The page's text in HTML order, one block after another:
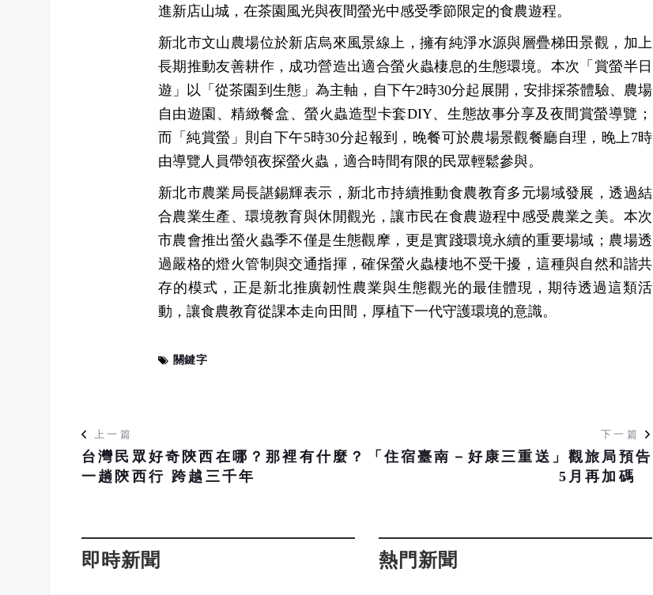
進新店山城，在茶園風光與夜間螢光中感受季節限定的食農遊程。
新北市文山農場位於新店烏來風景線上，擁有純淨水源與層疊梯田景觀，加上
長期推動友善耕作，成功營造出適合螢火蟲棲息的生態環境。本次「賞螢半日
遊」以「從茶園到生態」為主軸，自下午2時30分起展開，安排採茶體驗、農場
自由遊園、精緻餐盒、螢火蟲造型卡套DIY、生態故事分享及夜間賞螢導覽；
而「純賞螢」則自下午5時30分起報到，晚餐可於農場景觀餐廳自理，晚上7時
由導覽人員帶領夜探螢火蟲，適合時間有限的民眾輕鬆參與。
新北市農業局長諶錫輝表示，新北市持續推動食農教育多元場域發展，透過結
合農業生產、環境教育與休閒觀光，讓市民在食農遊程中感受農業之美。本次
市農會推出螢火蟲季不僅是生態觀摩，更是實踐環境永續的重要場域；農場透
過嚴格的燈火管制與交通指揮，確保螢火蟲棲地不受干擾，這種與自然和諧共
存的模式，正是新北推廣韌性農業與生態觀光的最佳體現，期待透過這類活
動，讓食農教育從課本走向田間，厚植下一代守護環境的意識。
關鍵字
上一篇
台灣民眾好奇陝西在哪？那裡有什麼？
一趟陝西行 跨越三千年
下一篇
「住宿臺南－好康三重送」觀旅局預告
5月再加碼
即時新聞 熱門新聞